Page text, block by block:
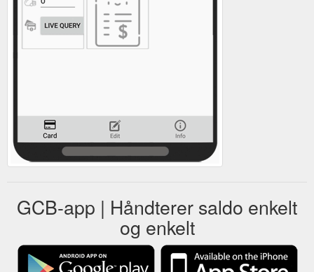
GCB-app | Håndterer saldo enkelt
og enkelt